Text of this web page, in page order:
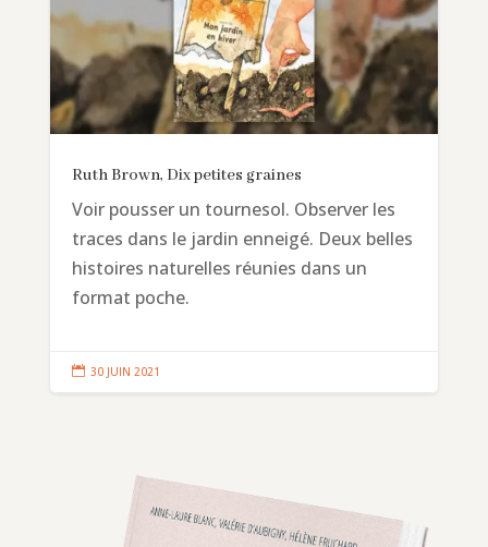
Ruth Brown, Dix petites graines
Voir pousser un tournesol. Observer les
traces dans le jardin enneigé. Deux belles
histoires naturelles réunies dans un
format poche.
 30 JUIN 2021